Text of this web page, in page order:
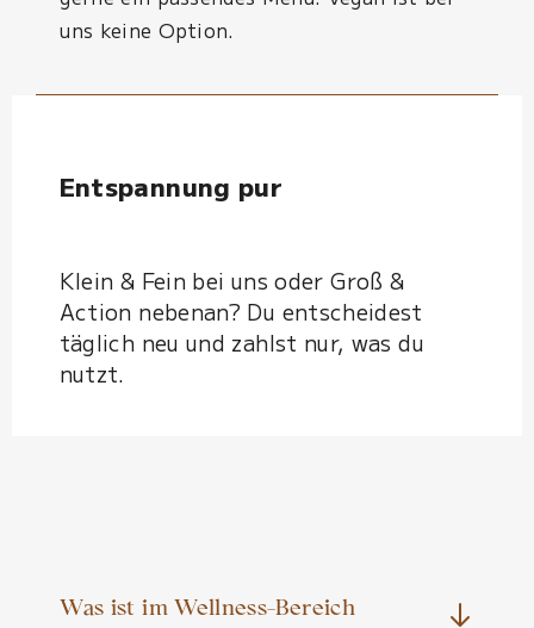
uns keine Option.
Entspannung pur
Klein & Fein bei uns oder Groß &
Action nebenan? Du entscheidest
täglich neu und zahlst nur, was du
nutzt.
Was ist im Wellness-Bereich